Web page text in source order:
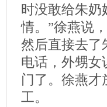
时没敢给朱奶
情。”徐燕说
然后直接去了
电话，外甥女
门了。徐燕才
工。